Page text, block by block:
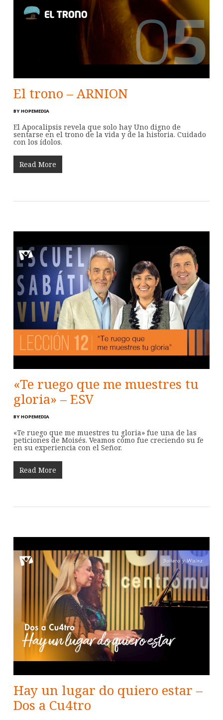
El trono – ARNION
BY HOPEMEDIA
El Apocalipsis revela que solo hay Uno digno de
sentarse en el trono de la vida y de la historia. Cuidado
con los ídolos.
Read More
«Te ruego que me muestres tu
gloria» – ESV
BY HOPEMEDIA
«Te ruego que me muestres tu gloria» fue una de las
peticiones de Moisés. Veamos cómo fue creciendo su fe
en su experiencia con el Señor.
Read More
Hay un lugar do quiero estar –
Dos a Cu4tro